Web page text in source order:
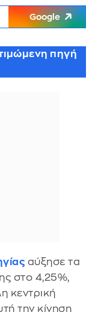
Google
πηγή
αύξησε τα
στο 4,25%,
κεντρική
την κίνηση